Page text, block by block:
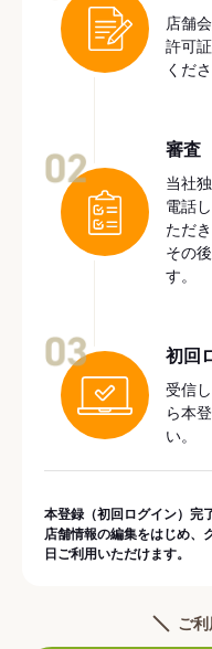
店舗
許可
くださ
審査
当社
電話
ただき
その
す。
初回
受信
ら本
い。
本登録（初回ログイン）完
店舗情報の編集をはじめ、
日ご利用いただけます。
ご